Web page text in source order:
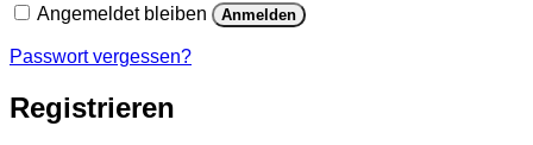
Angemeldet bleiben Anmelden
Passwort vergessen?
Registrieren